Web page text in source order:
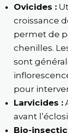
Ovicides :
croissance
permet de
chenilles.
sont
pour
Larvicides :
avant
Bio-